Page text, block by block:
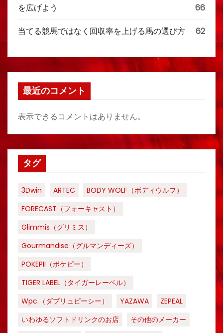
を広げよう
66
当てる競馬ではなく回収率を上げる馬の選び方 62
最近のコメント
表示できるコメントはありません。
タグ
3Dwin ARTEC
BODY WOLF（ボディウルフ）
FORECAST（フォーキャスト）
Glimmis（グリミス）
Gourmandise（グルマンディーズ）
POKEPII（ポケピー）
TIGER LABEL（タイガーレーベル）
Wpc.（ダブリュピーシー）
YAZAWA
ZEPEAL
いわゆるソフトドリンクのお店
その他のメーカー